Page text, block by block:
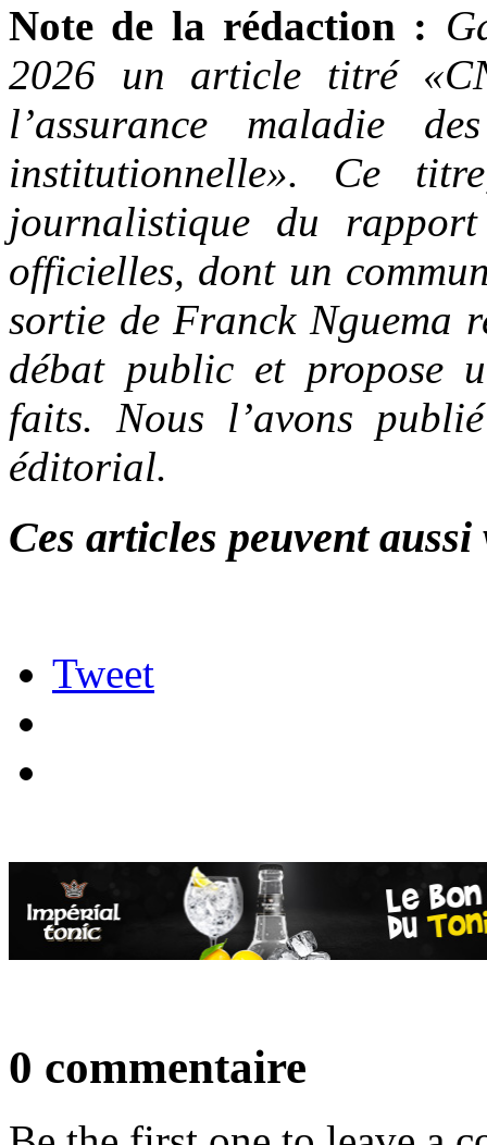
Note de la rédaction :
2026 un article titré
l’assurance maladie
institutionnelle». Ce
journalistique du
officielles, dont un
sortie de Franck Nguema
débat public et propose
faits. Nous l’avons
éditorial.
Ces articles peuvent
Tweet
0 commentaire